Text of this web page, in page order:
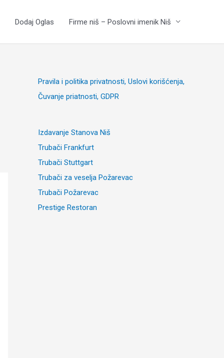
Dodaj Oglas Firme niš – Poslovni imenik Niš
Pravila i politika privatnosti, Uslovi korišćenja,
Čuvanje priatnosti, GDPR
Izdavanje Stanova Niš
Trubači Frankfurt
Trubači Stuttgart
Trubači za veselja Požarevac
Trubači Požarevac
Prestige Restoran